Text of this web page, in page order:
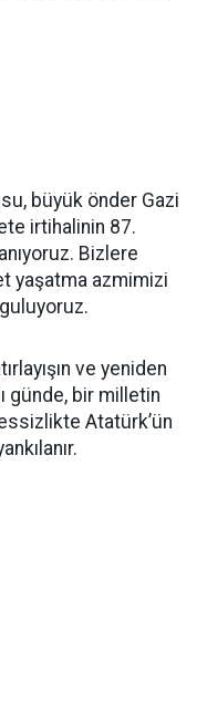
büyük önder Gazi
irtihalinin 87.
Bizlere
yaşatma azmimizi
ve yeniden
günde, bir milletin
Atatürk’ün